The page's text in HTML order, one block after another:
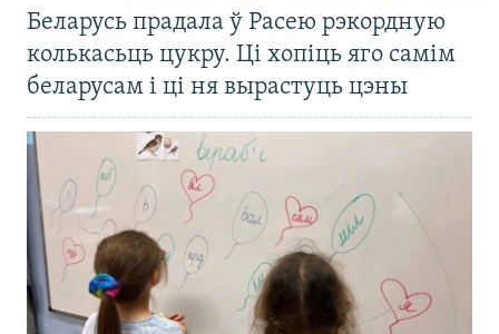
Беларусь прадала ў Расею рэкордную
колькасьць цукру. Ці хопіць яго самім
беларусам і ці ня вырастуць цэны